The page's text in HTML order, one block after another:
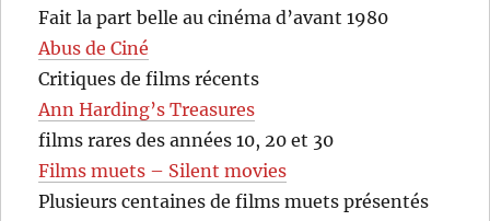
Fait la part belle au cinéma d’avant 1980
Abus de Ciné
Critiques de films récents
Ann Harding’s Treasures
films rares des années 10, 20 et 30
Films muets – Silent movies
Plusieurs centaines de films muets présentés